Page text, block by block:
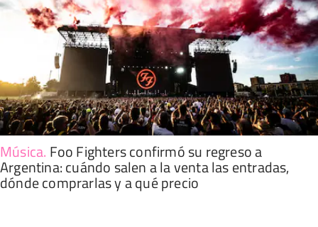
Música. Foo Fighters confirmó su regreso a
Argentina: cuándo salen a la venta las entradas,
dónde comprarlas y a qué precio